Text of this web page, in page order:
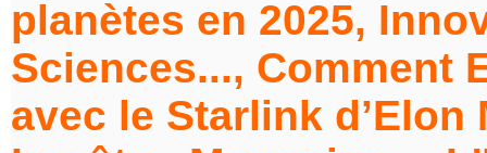
planètes en 2025,
Sciences..., Comment
avec le Starlink